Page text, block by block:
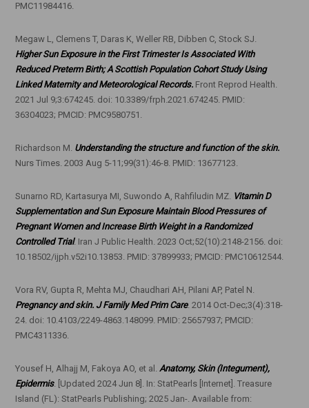
PMC11984416.
Megaw L, Clemens T, Daras K, Weller RB, Dibben C, Stock SJ.
Higher Sun Exposure in the First Trimester Is Associated With
Reduced Preterm Birth; A Scottish Population Cohort Study Using
Linked Maternity and Meteorological Records.Front Reprod Health.
2021 Jul 9;3:674245. doi: 10.3389/frph.2021.674245. PMID:
36304023; PMCID: PMC9580751.
Richardson M. Understanding the structure and function of the skin.
Nurs Times. 2003 Aug 5-11;99(31):46-8. PMID: 13677123.
Sunarno RD, Kartasurya MI, Suwondo A, Rahfiludin MZ. Vitamin D
Supplementation and Sun Exposure Maintain Blood Pressures of
Pregnant Women and Increase Birth Weight in a Randomized
Controlled Trial. Iran J Public Health. 2023 Oct;52(10):2148-2156. doi:
10.18502/ijph.v52i10.13853. PMID: 37899933; PMCID: PMC10612544.
Vora RV, Gupta R, Mehta MJ, Chaudhari AH, Pilani AP, Patel N.
Pregnancy and skin. J Family Med Prim Care. 2014 Oct-Dec;3(4):318-
24. doi: 10.4103/2249-4863.148099. PMID: 25657937; PMCID:
PMC4311336.
Yousef H, Alhajj M, Fakoya AO, et al. Anatomy, Skin (Integument),
Epidermis. [Updated 2024 Jun 8]. In: StatPearls [Internet]. Treasure
Island (FL): StatPearls Publishing; 2025 Jan-. Available from: